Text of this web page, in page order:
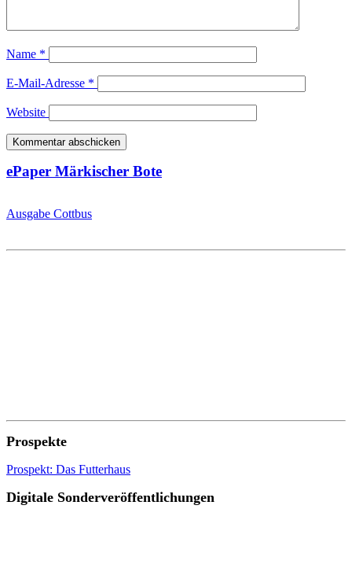
Name *
E-Mail-Adresse *
Website
ePaper Märkischer Bote
Ausgabe Cottbus
Prospekte
Prospekt: Das Futterhaus
Digitale Sonderveröffentlichungen